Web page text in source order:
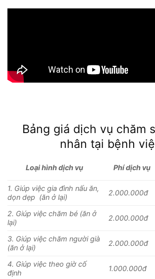
Bảng giá dịch vụ chăm
nhân tại bệnh
Loại hình dịch vụ Phí dịch vụ
1. Giúp việc gia đình nấu ăn,
dọn dẹp (ăn ở lại)
2.000.000đ
2. Giúp việc chăm bé (ăn ở
lại)
2.000.000đ
3. Giúp việc chăm người già
(ăn ở lại)
2.000.000đ
4. Giúp việc theo giờ cố
định
1.000.000đ